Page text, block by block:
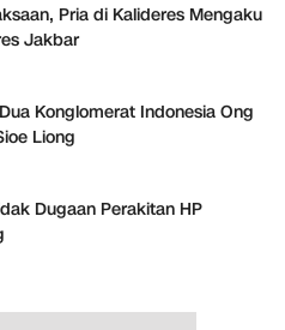
Pria di Kalideres Mengaku
Jakbar
Konglomerat Indonesia Ong
Liong
Dugaan Perakitan HP